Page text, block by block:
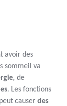
avoir des
sommeil va
, de
. Les fonctions
causer des